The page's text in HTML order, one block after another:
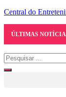
Central do
ÚLTIMAS